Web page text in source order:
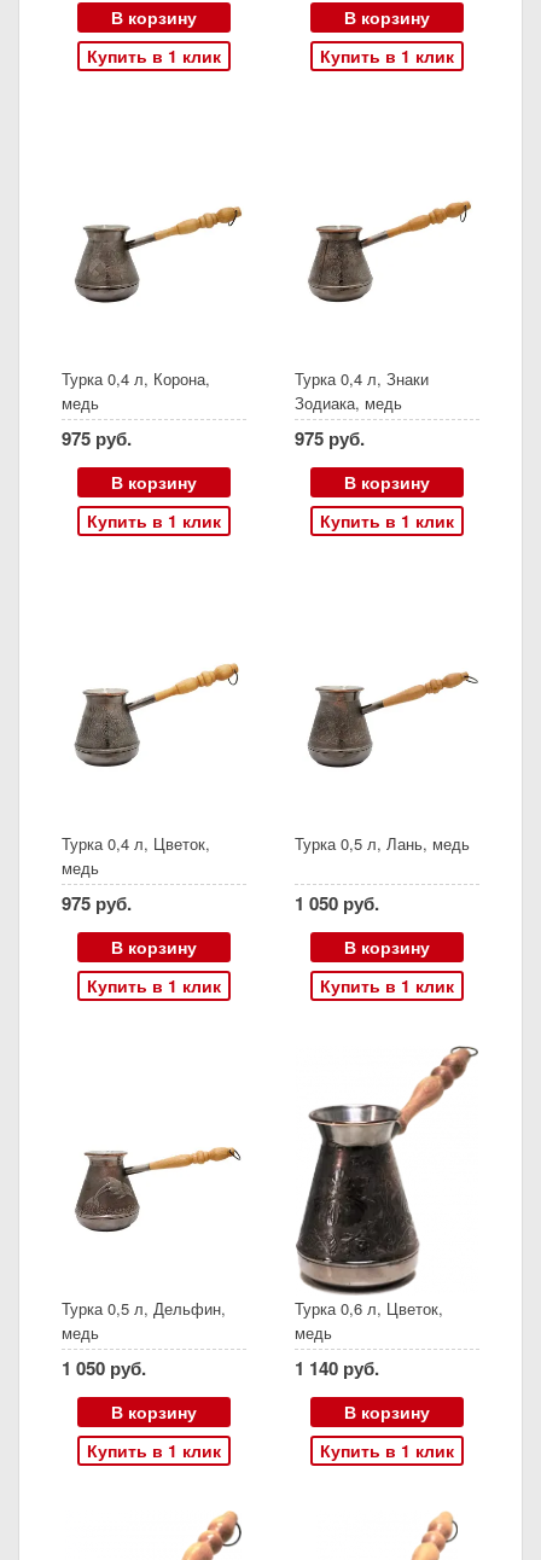
В корзину
Купить в 1 клик
В корзину
Купить в 1 клик
Турка 0,4 л, Корона,
медь
975 руб.
В корзину
Купить в 1 клик
Турка 0,4 л, Знаки
Зодиака, медь
975 руб.
В корзину
Купить в 1 клик
Турка 0,4 л, Цветок,
медь
975 руб.
В корзину
Купить в 1 клик
Турка 0,5 л, Лань, медь
1 050 руб.
В корзину
Купить в 1 клик
Турка 0,5 л, Дельфин,
медь
1 050 руб.
В корзину
Купить в 1 клик
Турка 0,6 л, Цветок,
медь
1 140 руб.
В корзину
Купить в 1 клик